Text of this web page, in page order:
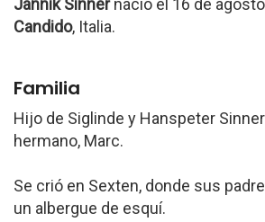
Jannik Sinnernació el 16 de
Candido, Italia.
Familia
Hijo de Siglinde y Hanspeter
hermano, Marc.
Se crió en Sexten, donde sus
un albergue de esquí.